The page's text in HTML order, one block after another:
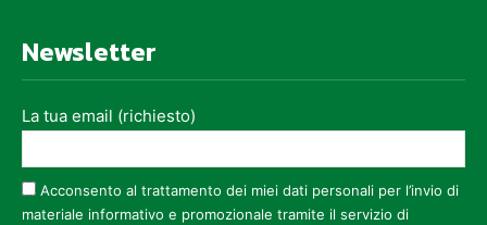
Newsletter
La tua email (richiesto)
Acconsento al trattamento dei miei dati personali per l’invio di
materiale informativo e promozionale tramite il servizio di